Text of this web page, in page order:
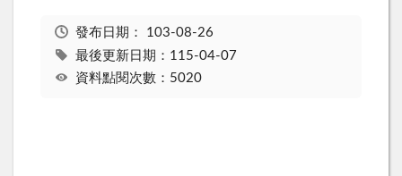
發布日期： 103-08-26
最後更新日期：115-04-07
資料點閱次數：5020